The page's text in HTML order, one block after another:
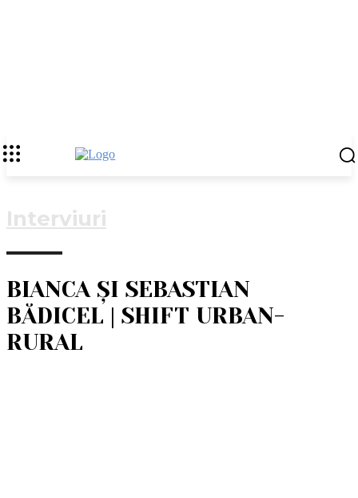
Interviuri
BIANCA ȘI SEBASTIAN
BĂDICEL | SHIFT URBAN-
RURAL